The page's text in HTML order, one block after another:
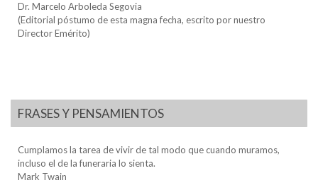
Dr. Marcelo Arboleda Segovia
(Editorial póstumo de esta magna fecha, escrito por nuestro
Director Emérito)
FRASES Y PENSAMIENTOS
Cumplamos la tarea de vivir de tal modo que cuando muramos,
incluso el de la funeraria lo sienta.
Mark Twain